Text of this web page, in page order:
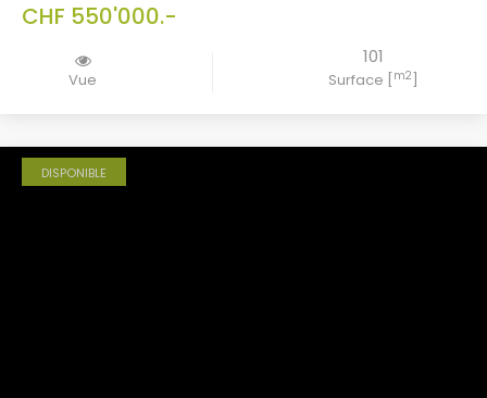
CHF 550'000.-
Vue
101
Surface [m2]
DISPONIBLE